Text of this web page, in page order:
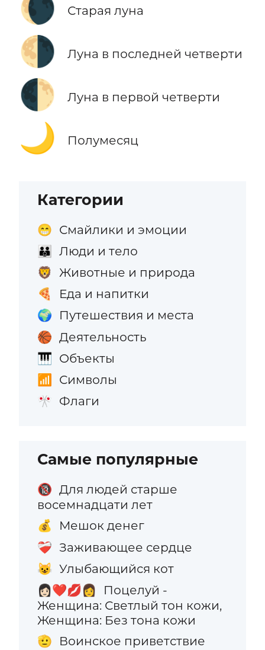
🌘 Старая луна
🌗 Луна в последней четверти
🌓 Луна в первой четверти
🌙 Полумесяц
Категории
😁 Смайлики и эмоции
👪 Люди и тело
🦁 Животные и природа
🍕 Еда и напитки
🌍 Путешествия и места
🏀 Деятельность
🎹 Объекты
📶 Символы
🎌 Флаги
Самые популярные
🔞 Для людей старше
восемнадцати лет
💰 Мешок денег
❤️‍🩹 Заживающее сердце
😺 Улыбающийся кот
👩🏻‍❤️‍💋‍👩
Поцелуй -
Женщина: Светлый тон кожи,
Женщина: Без тона кожи
🫡 Воинское приветствие